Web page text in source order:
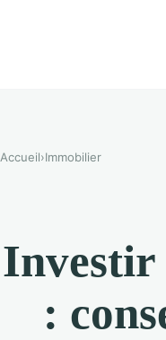
Accueil›Immobilier
Investir
: